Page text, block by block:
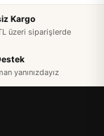
Kargo
üzeri siparişlerde
yanınızdayız